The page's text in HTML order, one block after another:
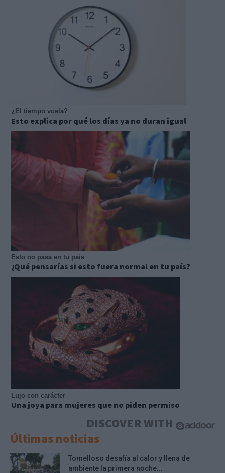
¿El tiempo vuela?
Esto explica por qué los días ya no duran igual
Esto no pasa en tu país
¿Qué pensarías si esto fuera normal en tu país?
Lujo con carácter
Una joya para mujeres que no piden permiso
DISCOVER WITH
Últimas noticias
Tomelloso desafía al calor y llena de
ambiente la primera noche...